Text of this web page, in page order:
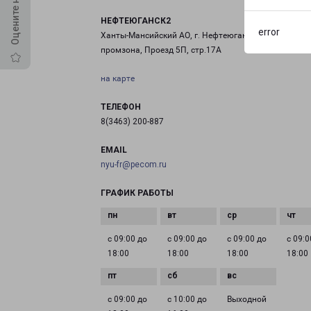
error
НЕФТЕЮГАНСК2
Ханты-Мансийский АО, г. Нефтеюганск, Пионерная
промзона, Проезд 5П, стр.17А
на карте
ТЕЛЕФОН
8(3463) 200-887
EMAIL
nyu-fr@pecom.ru
ГРАФИК РАБОТЫ
с 09:00 до
18:00
с 09:00 до
18:00
с 09:00 до
18:00
с
18:00
с 09:00 до
с 10:00 до
Выходной